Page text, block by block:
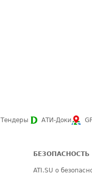
Тендеры АТИ-Доки
БЕЗОПАСНОСТЬ
ATI.SU о